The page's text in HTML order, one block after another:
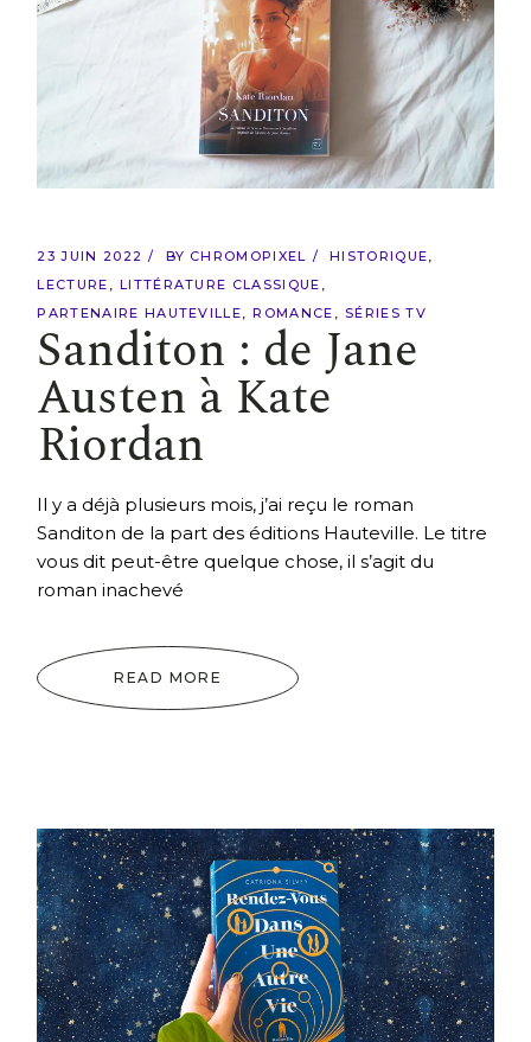
23 JUIN 2022 BY CHROMOPIXEL
HISTORIQUE
LECTURE
LITTÉRATURE CLASSIQUE
PARTENAIRE HAUTEVILLE
ROMANCE SÉRIES TV
Sanditon : de Jane
Austen à Kate
Riordan
Il y a déjà plusieurs mois, j’ai reçu le roman
Sanditon de la part des éditions Hauteville. Le titre
vous dit peut-être quelque chose, il s’agit du
roman inachevé
READ MORE